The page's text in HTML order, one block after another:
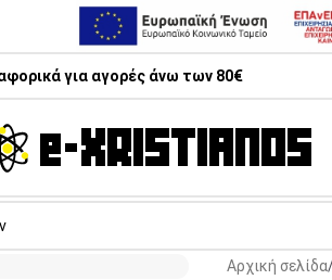
για αγορές άνω των 80€
Αρχική σελίδα